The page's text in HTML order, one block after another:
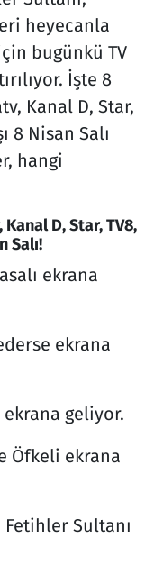
heyecanla
bugünkü TV
İşte 8
Kanal D, Star,
8 Nisan Salı
hangi
Kanal D, Star, TV8,
Salı!
ekrana
ekrana
ekrana geliyor.
Öfkeli ekrana
Fetihler Sultanı